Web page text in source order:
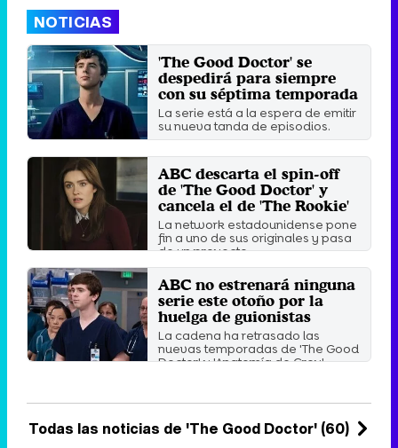
NOTICIAS
'The Good Doctor' se
despedirá para siempre
con su séptima temporada
La serie está a la espera de emitir
su nueva tanda de episodios.
Jueves 11 Enero 2024 23:09
ABC descarta el spin-off
de 'The Good Doctor' y
cancela el de 'The Rookie'
La network estadounidense pone
fin a uno de sus originales y pasa
de un proyecto ...
Sábado 11 Noviembre 2023 13:48
ABC no estrenará ninguna
serie este otoño por la
huelga de guionistas
La cadena ha retrasado las
nuevas temporadas de 'The Good
Doctor' y 'Anatomía de Grey' ...
Todas las noticias de 'The Good Doctor' (60)